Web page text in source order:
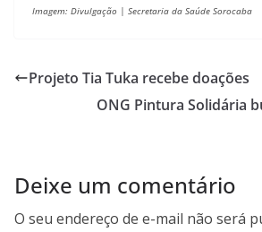
Imagem: Divulgação | Secretaria da Saúde Sorocaba
Projeto Tia Tuka recebe doações
ONG Pintura Solidária
Deixe um comentário
O seu endereço de e-mail não será